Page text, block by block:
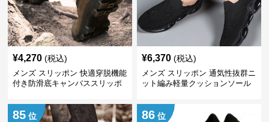
¥4,270 (税込)
メンズ スリッポン 快適穿脱機能
付き防滑底キャンバススリッポ
¥6,370 (税込)
メンズ スリッポン 通気性抜群ニ
ット編み軽量クッションソール
85 位 86 位